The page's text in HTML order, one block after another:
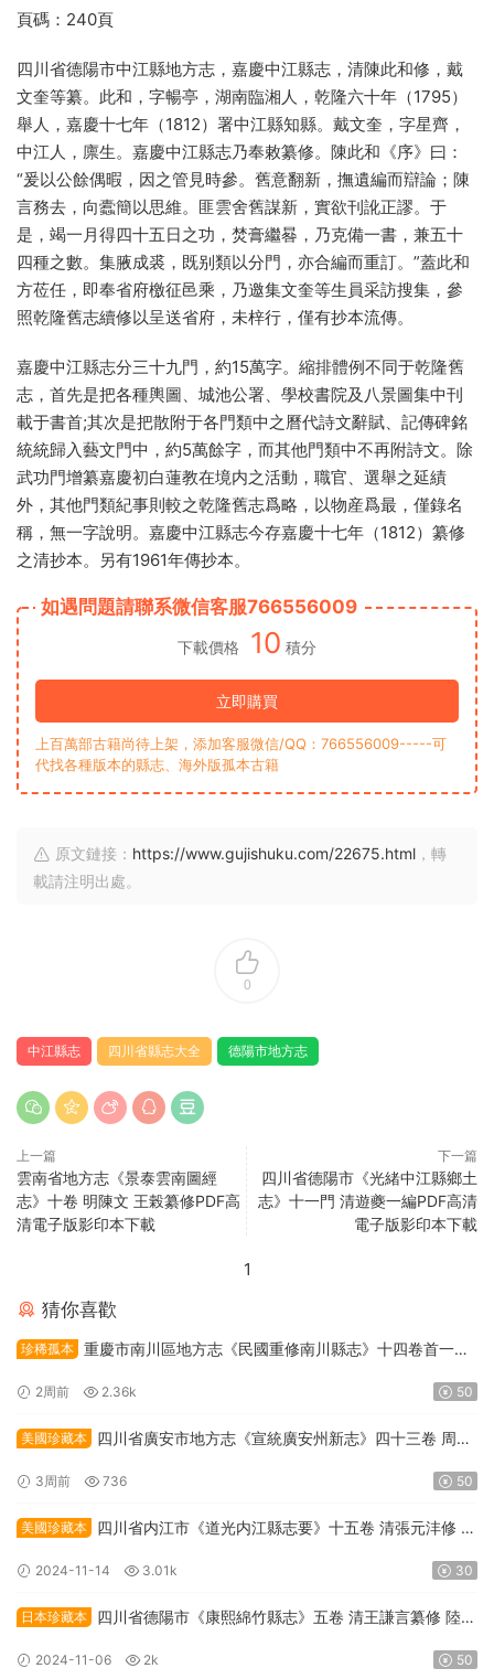
頁碼：240頁
四川省德陽市中江縣地方志，嘉慶中江縣志，清陳此和修，戴
文奎等纂。此和，字暢亭，湖南臨湘人，乾隆六十年（1795）
舉人，嘉慶十七年（1812）署中江縣知縣。戴文奎，字星齊，
中江人，廪生。嘉慶中江縣志乃奉敕纂修。陳此和《序》曰：
“爰以公餘偶暇，因之管見時參。舊意翻新，撫遺編而辯論；陳
言務去，向蠹簡以思維。匪雲舍舊謀新，實欲刊訛正謬。于
是，竭一月得四十五日之功，焚膏繼晷，乃克備一書，兼五十
四種之數。集腋成裘，既别類以分門，亦合編而重訂。”蓋此和
方莅任，即奉省府檄征邑乘，乃邀集文奎等生員采訪搜集，參
照乾隆舊志續修以呈送省府，未梓行，僅有抄本流傳。
嘉慶中江縣志分三十九門，約15萬字。縮排體例不同于乾隆舊
志，首先是把各種輿圖、城池公署、學校書院及八景圖集中刊
載于書首;其次是把散附于各門類中之曆代詩文辭賦、記傳碑銘
統統歸入藝文門中，約5萬餘字，而其他門類中不再附詩文。除
武功門增纂嘉慶初白蓮教在境内之活動，職官、選舉之延績
外，其他門類紀事則較之乾隆舊志爲略，以物産爲最，僅錄名
稱，無一字說明。嘉慶中江縣志今存嘉慶十七年（1812）纂修
之清抄本。另有1961年傳抄本。
如遇問題請聯系微信客服766556009
下載價格 10 積分
立即購買
上百萬部古籍尚待上架，添加客服微信/QQ：766556009-----可
代找各種版本的縣志、海外版孤本古籍
原文鏈接： https://www.gujishuku.com/22675.html ，轉
載請注明出處。
0
中江縣志 四川省縣志大全 德陽市地方志
上一篇
雲南省地方志《景泰雲南圖經
志》十卷 明陳文 王榖纂修PDF高
清電子版影印本下載
下一篇
四川省德陽市《光緒中江縣鄉土
志》十一門 清遊夔一編PDF高清
電子版影印本下載
1
猜你喜歡
珍稀孤本 重慶市南川區地方志《民國重修南川縣志》十四卷首一卷
2周前 2.36k 50
美國珍藏本
四川省廣安市地方志《宣統廣安州新志》四十三卷 周克
3周前 736 50
美國珍藏本
四川省内江市《道光内江縣志要》十五卷 清張元沣修 王
2024-11-14 3.01k 30
日本珍藏本
四川省德陽市《康熙綿竹縣志》五卷 清王謙言纂修 陸箕
2024-11-06 2k 50